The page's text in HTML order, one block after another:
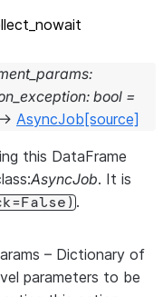
nowait
:
: bool =
→ AsyncJob [source]
this DataFrame
AsyncJob. It is
.
– Dictionary of
parameters to be